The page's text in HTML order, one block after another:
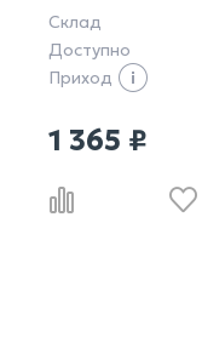
Склад
Доступно
Приход
1 365 ₽